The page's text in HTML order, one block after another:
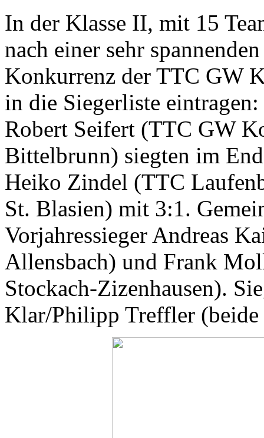
In der Klasse II, mit 15
nach einer sehr
Konkurrenz der TTC GW
in die Siegerliste
Robert Seifert (TTC GW
Bittelbrunn) siegten im
Heiko Zindel (TTC
St. Blasien) mit 3:1.
Vorjahressieger Andreas
Allensbach) und Frank
Stockach-Zizenhausen).
Klar/Philipp Treffler (beide